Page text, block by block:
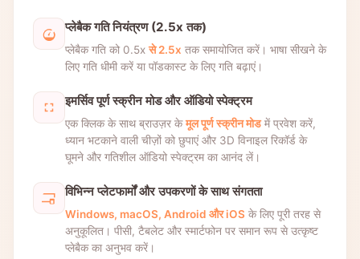
प्लेबैक गति नियंत्रण (2.5x तक)
प्लेबैक गति को 0.5xसे 2.5x तक समायोजित करें। भाषा सीखने के
लिए गति धीमी करें या पॉडकास्ट के लिए गति बढ़ाएं।
इमर्सिव पूर्ण स्क्रीन मोड और ऑडियो स्पेक्ट्रम
एक क्लिक के साथ ब्राउज़र केमूल पूर्ण स्क्रीन मोडमें प्रवेश करें,
ध्यान भटकाने वाली चीज़ों को छुपाएं और 3D विनाइल रिकॉर्ड के
घूमने और गतिशील ऑडियो स्पेक्ट्रम का आनंद लें।
विभिन्न प्लेटफार्मों और उपकरणों के साथ संगतता
Windows, macOS, Android और iOS के लिए पूरी तरह से
अनुकूलित। पीसी, टैबलेट और स्मार्टफोन पर समान रूप से उत्कृष्ट
प्लेबैक का अनुभव करें।